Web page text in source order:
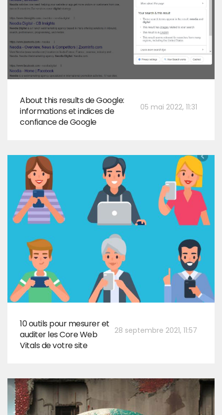
05 mai 2022, 11:31
About this results de Google:
informations et indices de
confiance de Google
28 septembre 2021, 11:57
10 outils pour mesurer et
auditer les Core Web
Vitals de votre site